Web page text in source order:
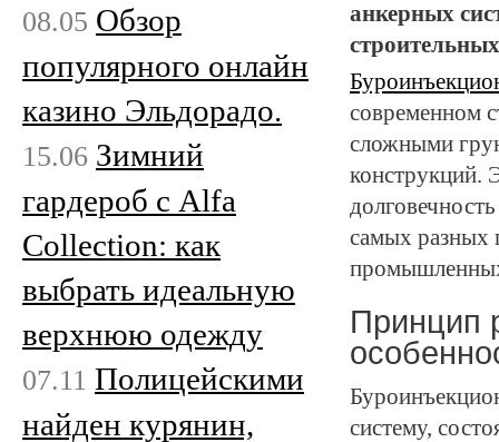
анкерных
современном
сложными
конструкций.
самых разных
Принцип
систему,
08.05 Обзор
популярного онлайн
казино Эльдорадо.
15.06 Зимний
гардероб с Alfa
Collection: как
выбрать идеальную
верхнюю одежду
07.11 Полицейскими
найден курянин,